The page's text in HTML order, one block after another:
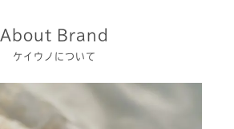
About Brand
ケイウノについて